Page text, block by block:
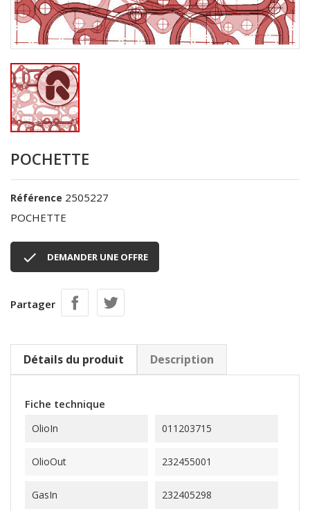
POCHETTE
Référence 2505227
POCHETTE
 DEMANDER UNE OFFRE
Partager
Détails du produit Description
Fiche technique
OlioIn 011203715
OlioOut 232455001
GasIn 232405298